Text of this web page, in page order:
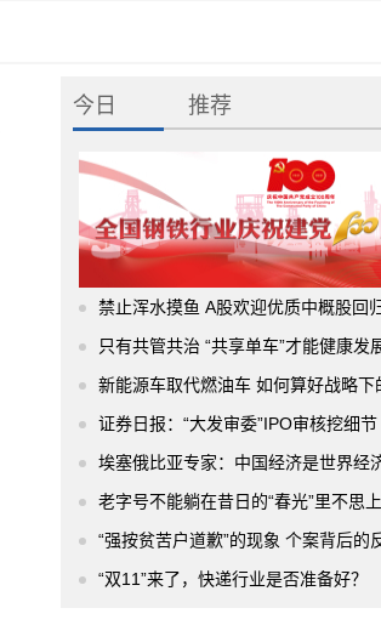
今日 推荐
禁止浑水摸鱼 A股欢迎优质中概股回归
只有共管共治 “共享单车”才能健康发
新能源车取代燃油车 如何算好战略下
证券日报：“大发审委”IPO审核挖细节 “
埃塞俄比亚专家：中国经济是世界经
老字号不能躺在昔日的“春光”里不思
“强按贫苦户道歉”的现象 个案背后的
“双11”来了，快递行业是否准备好？